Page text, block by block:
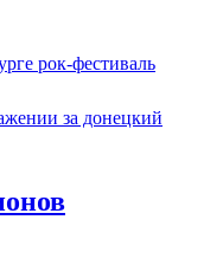
рок-фестиваль
за донецкий